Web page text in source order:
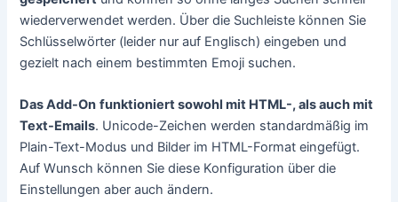
wiederverwendet werden. Über die Suchleiste können Sie
Schlüsselwörter (leider nur auf Englisch) eingeben und
gezielt nach einem bestimmten Emoji suchen.
Das Add-On funktioniert sowohl mit HTML-, als auch mit
Text-Emails. Unicode-Zeichen werden standardmäßig im
Plain-Text-Modus und Bilder im HTML-Format eingefügt.
Auf Wunsch können Sie diese Konfiguration über die
Einstellungen aber auch ändern.